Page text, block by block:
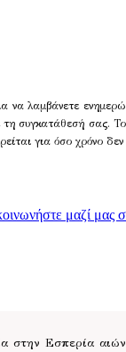
λαμβάνετε
συγκατάθεσή σας.
για όσο χρόνο
μαζί μας
Εσπερία